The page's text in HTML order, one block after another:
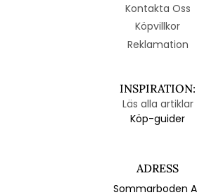
Kontakta Oss
Köpvillkor
Reklamation
INSPIRATION:
Läs alla artiklar
Köp-guider
ADRESS
Sommarboden